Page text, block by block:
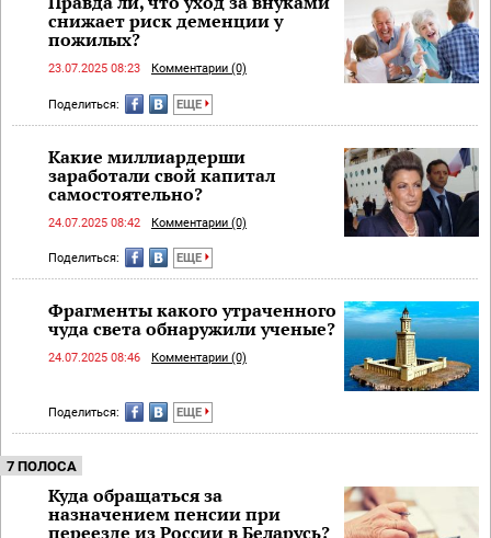
снижает риск деменции у
пожилых?
23.07.2025 08:23 Комментарии (0)
Поделиться: ЕЩЕ
Какие миллиардерши
заработали свой капитал
самостоятельно?
24.07.2025 08:42 Комментарии (0)
Поделиться: ЕЩЕ
Фрагменты какого утраченного
чуда света обнаружили ученые?
24.07.2025 08:46 Комментарии (0)
Поделиться: ЕЩЕ
7 ПОЛОСА
Куда обращаться за
назначением пенсии при
переезде из России в Беларусь?